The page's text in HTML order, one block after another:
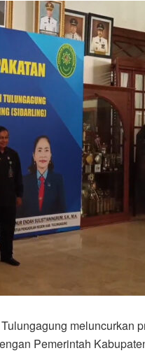
meluncurkan
Pemerintah